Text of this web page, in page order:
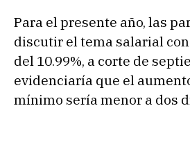
Para el presente año, las
discutir el tema salarial
del 10.99%, a corte de
evidenciaría que el
mínimo sería menor a dos